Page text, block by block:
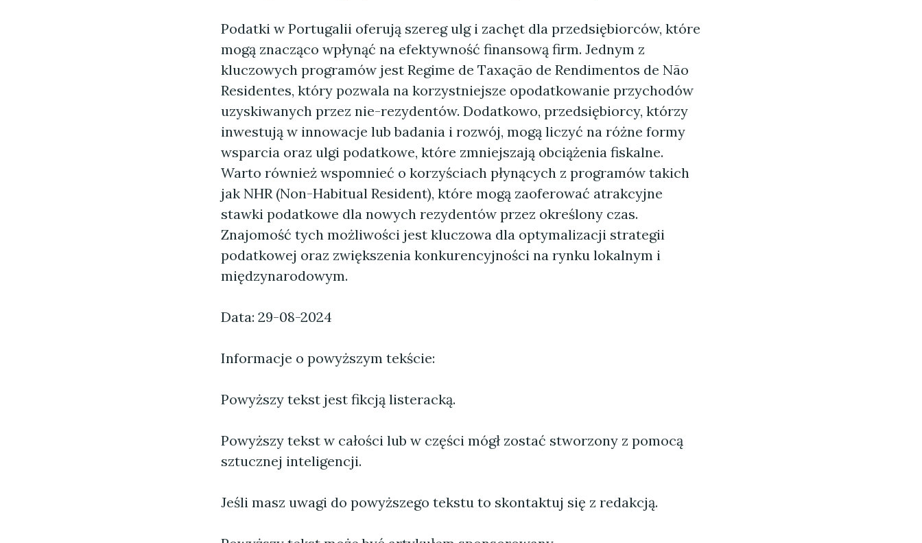
Podatki w Portugalii oferują szereg ulg i zachęt dla przedsiębiorców, które
mogą znacząco wpłynąć na efektywność finansową firm. Jednym z
kluczowych programów jest Regime de Taxação de Rendimentos de Não
Residentes, który pozwala na korzystniejsze opodatkowanie przychodów
uzyskiwanych przez nie-rezydentów. Dodatkowo, przedsiębiorcy, którzy
inwestują w innowacje lub badania i rozwój, mogą liczyć na różne formy
wsparcia oraz ulgi podatkowe, które zmniejszają obciążenia fiskalne.
Warto również wspomnieć o korzyściach płynących z programów takich
jak NHR (Non-Habitual Resident), które mogą zaoferować atrakcyjne
stawki podatkowe dla nowych rezydentów przez określony czas.
Znajomość tych możliwości jest kluczowa dla optymalizacji strategii
podatkowej oraz zwiększenia konkurencyjności na rynku lokalnym i
międzynarodowym.
Data: 29-08-2024
Informacje o powyższym tekście:
Powyższy tekst jest fikcją listeracką.
Powyższy tekst w całości lub w części mógł zostać stworzony z pomocą
sztucznej inteligencji.
Jeśli masz uwagi do powyższego tekstu to skontaktuj się z redakcją.